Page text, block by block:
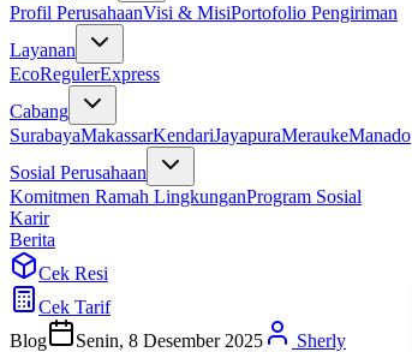
Profil PerusahaanVisi & MisiPortofolio Pengiriman
Layanan
EcoRegulerExpress
Cabang
SurabayaMakassarKendariJayapuraMeraukeManado
Sosial Perusahaan
Komitmen Ramah LingkunganProgram Sosial
Karir
Berita
Cek Resi
Cek Tarif
Blog
Senin, 8 Desember 2025 Sherly